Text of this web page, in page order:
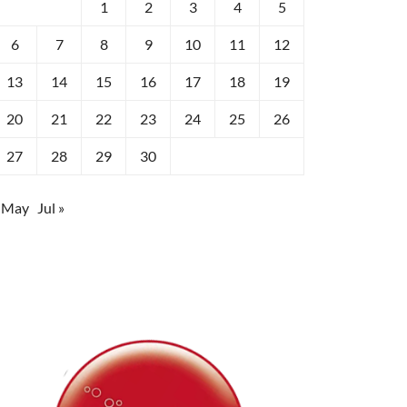
1 2 3 4 5
6 7 8 9 10 11 12
13 14 15 16 17 18 19
20 21 22 23 24 25 26
27 28 29 30
May Jul »